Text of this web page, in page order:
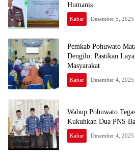
Humanis
Kabar Desember 5, 2025
Pemkab Pohuwato
Dengilo: Pastikan
Masyarakat
Kabar Desember 4, 2025
Wabup Pohuwato
Kukuhkan Dua PNS
Kabar Desember 4, 2025